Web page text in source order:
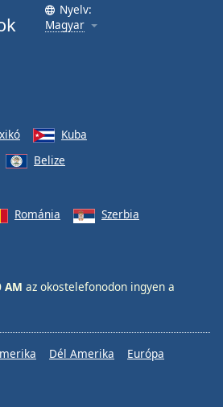
Nyelv:
Magyar
Kuba
Belize
Románia
Szerbia
AM az okostelefonodon ingyen a
Dél Amerika
Európa